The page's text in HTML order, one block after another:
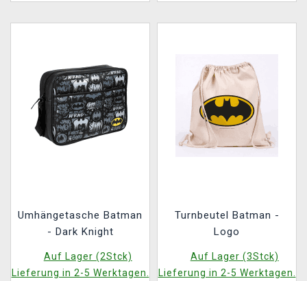
Umhängetasche Batman
- Dark Knight
Auf Lager (2Stck)
Lieferung in 2-5 Werktagen.
Turnbeutel Batman -
Logo
Auf Lager (3Stck)
Lieferung in 2-5 Werktagen.